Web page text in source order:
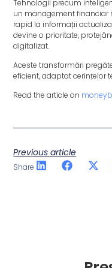
Tehnologii precum
un management financiar
rapid la informații
devine o prioritate,
digitalizat.
Aceste transformări
eficient, adaptat cerințelor
Read the article on
Previous article
Share